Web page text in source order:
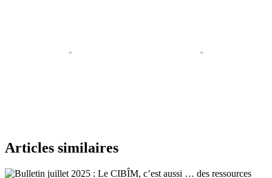
Articles similaires